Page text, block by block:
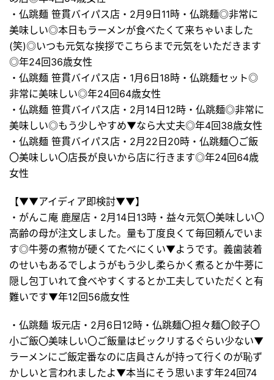
・仏跳麺 笹貫バイパス店・2月9日11時・仏跳麺◎非常に
美味しい◎本日もラーメンが食べたくて来ちゃいました
(笑)◎いつも元気な挨拶でこちらまで元気をいただきます
◎年24回36歳女性
・仏跳麺 笹貫バイパス店・1月6日18時・仏跳麺セット◎
非常に美味しい◎年24回64歳女性
・仏跳麺 笹貫バイパス店・2月14日12時・仏跳麺◎非常に
美味しい◎もう少しやすめ▼なら大丈夫◎年4回38歳女性
・仏跳麺 笹貫バイパス店・2月22日20時・仏跳麺〇ご飯
〇美味しい〇店長が良いから店に行きます◎年24回64歳
女性
【▼▼アイディア即検討▼▼】
・がんこ庵 鹿屋店・2月14日13時・益々元気〇美味しい〇
高齢の母が注文しました。量も丁度良くて毎回頼んでいま
す◎牛蒡の煮物が硬くてたべにくい▼ようです。義歯装着
のせいもあるでしようがもう少し柔らかく煮るとか牛蒡に
隠し包丁いれて食べやすくするとか工夫していただくと有
難いです▼年12回56歳女性
・仏跳麺 坂元店・2月6日12時・仏跳麺〇担々麺〇餃子〇
小ご飯〇美味しい〇ご飯量はビックリするぐらい少ない▼
ラーメンにご飯定番なのに店員さんが持って行くのが恥ず
かしいと言われましたよ▼本当にそう思います年24回74